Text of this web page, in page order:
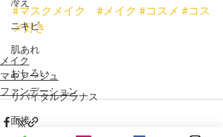
ニキビ
肌あれ
おしろい
リバイタルグラナス
面接
#マスクメイク
#メイク #コスメ #コス
メ好き
メイク
マキアージュ
ファンデーション